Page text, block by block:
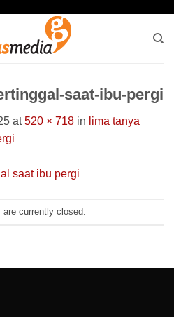
saat-ibu-pergi
at520 × 718 in lima tanya
currently closed.